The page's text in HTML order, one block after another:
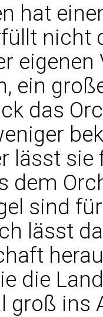
hat
nicht
eigenen
ein
das
lässt
dem
sind
lässt
die
groß ins